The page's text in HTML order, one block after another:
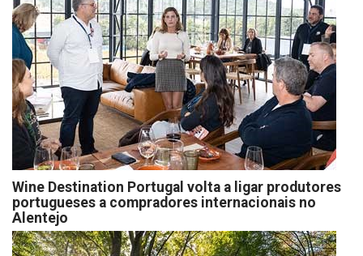
Wine Destination Portugal volta a ligar produtores
portugueses a compradores internacionais no
Alentejo